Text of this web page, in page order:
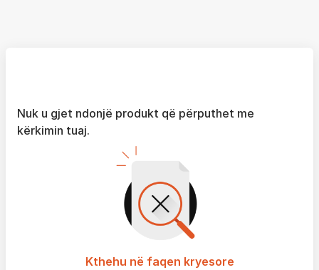
Nuk u gjet ndonjë produkt që përputhet me
kërkimin tuaj.
Kthehu në faqen kryesore